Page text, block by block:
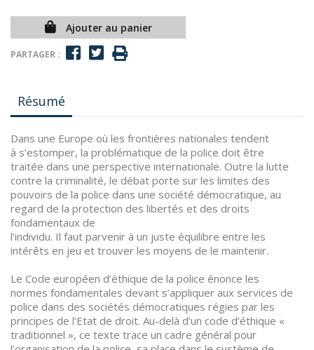
Ajouter au panier
PARTAGER :
Résumé
Dans une Europe où les frontières nationales tendent
à s’estomper, la problématique de la police doit être
traitée dans une perspective internationale. Outre la lutte
contre la criminalité, le débat porte sur les limites des
pouvoirs de la police dans une société démocratique, au
regard de la protection des libertés et des droits
fondamentaux de
l’individu. Il faut parvenir à un juste équilibre entre les
intérêts en jeu et trouver les moyens de le maintenir.
Le Code européen d’éthique de la police énonce les
normes fondamentales devant s’appliquer aux services de
police dans des sociétés démocratiques régies par les
principes de l’Etat de droit. Au-delà d’un code d’éthique «
traditionnel », ce texte trace un cadre général pour